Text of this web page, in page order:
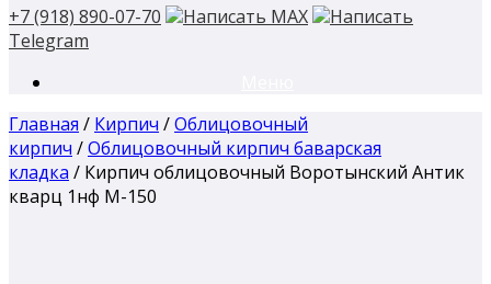
+7 (918) 890-07-70
Написать MAX
Написать
Telegram
Главная / Кирпич /Облицовочный
кирпич /Облицовочный кирпич баварская
кладка / Кирпич облицовочный Воротынский Антик
кварц 1нф М-150